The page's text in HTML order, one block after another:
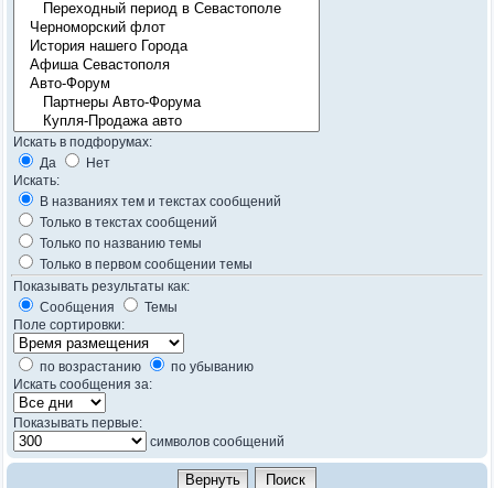
Искать в подфорумах:
Да
Нет
Искать:
В названиях тем и текстах сообщений
Только в текстах сообщений
Только по названию темы
Только в первом сообщении темы
Показывать результаты как:
Сообщения
Темы
Поле сортировки:
по возрастанию
по убыванию
Искать сообщения за:
Показывать первые:
символов сообщений